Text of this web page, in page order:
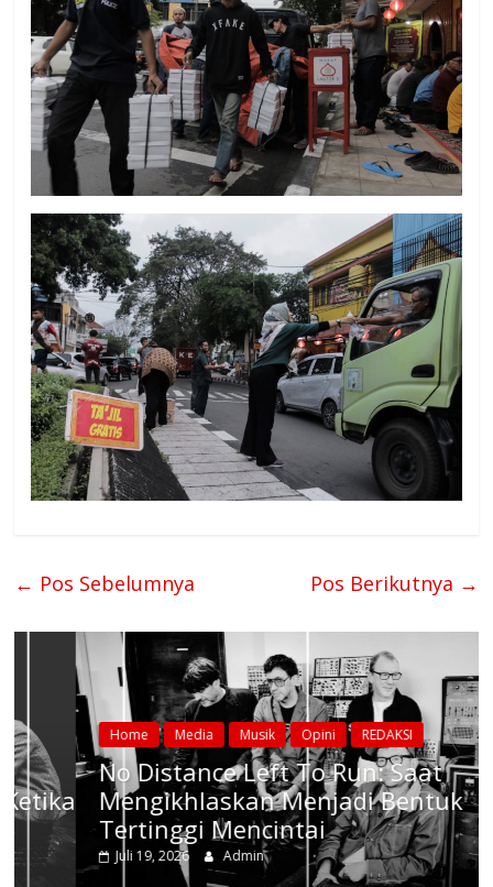
← Pos Sebelumnya Pos Berikutnya →
Home Media Musik Opini REDAKSI
No Distance Left To Run: Saat
Mengikhlaskan Menjadi Bentuk
Tertinggi Mencintai
Juli 19, 2026 Admin